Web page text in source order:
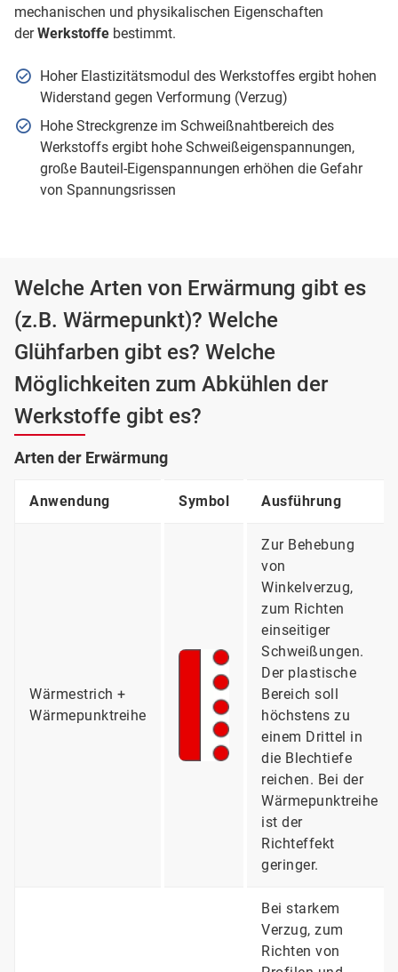
mechanischen und physikalischen Eigenschaften
derWerkstoffe bestimmt.
Hoher Elastizitätsmodul des Werkstoffes ergibt hohen
Widerstand gegen Verformung (Verzug)
Hohe Streckgrenze im Schweißnahtbereich des
Werkstoffs ergibt hohe Schweißeigenspannungen,
große Bauteil-Eigenspannungen erhöhen die Gefahr
von Spannungsrissen
Welche Arten von Erwärmung gibt es
(z.B. Wärmepunkt)? Welche
Glühfarben gibt es? Welche
Möglichkeiten zum Abkühlen der
Werkstoffe gibt es?
Arten der Erwärmung
Anwendung Symbol Ausführung
Wärmestrich +
Wärmepunktreihe
Zur Behebung
von
Winkelverzug,
zum Richten
einseitiger
Schweißungen.
Der plastische
Bereich soll
höchstens zu
einem Drittel in
die Blechtiefe
reichen. Bei der
Wärmepunktreihe
ist der
Richteffekt
geringer.
Bei starkem
Verzug, zum
Richten von